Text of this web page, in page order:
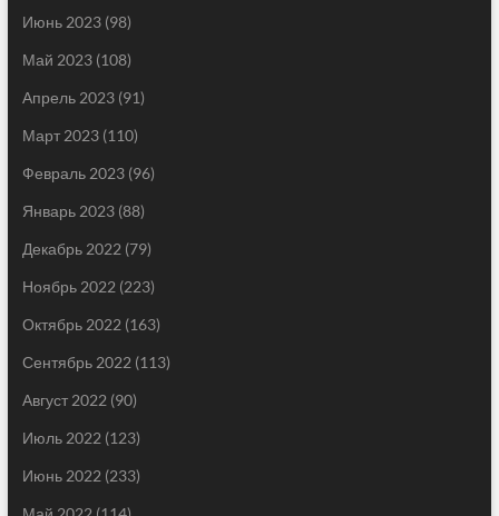
Июнь 2023(98)
Май 2023(108)
Апрель 2023(91)
Март 2023(110)
Февраль 2023(96)
Январь 2023(88)
Декабрь 2022 (79)
Ноябрь 2022 (223)
Октябрь 2022 (163)
Сентябрь 2022 (113)
Август 2022 (90)
Июль 2022 (123)
Июнь 2022 (233)